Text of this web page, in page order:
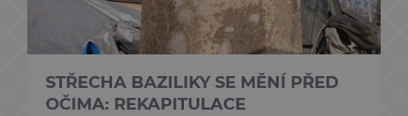
STŘECHA BAZILIKY SE MĚNÍ PŘED
OČIMA: REKAPITULACE